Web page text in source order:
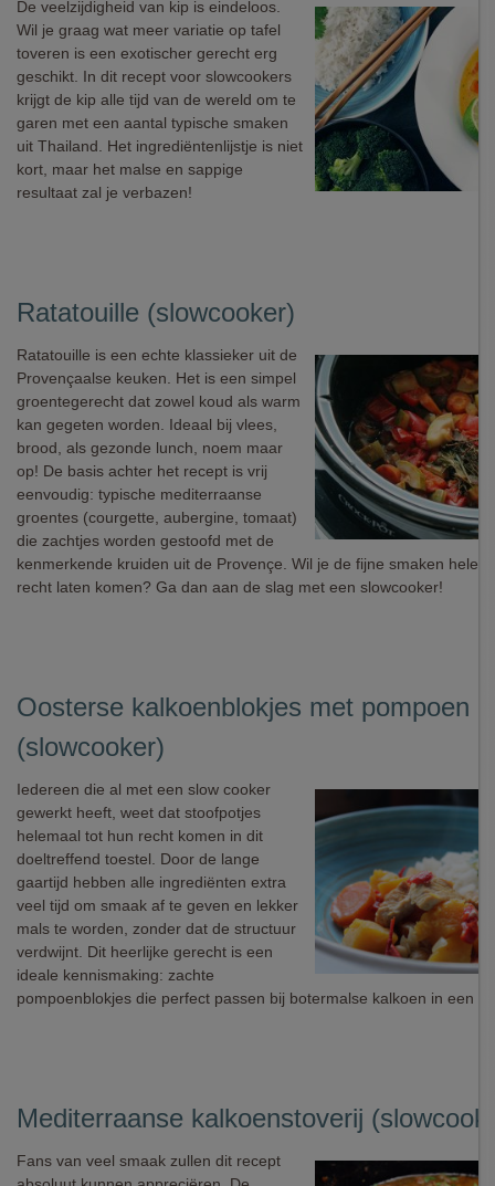
De veelzijdigheid van kip is eindeloos.
Wil je graag wat meer variatie op tafel
toveren is een exotischer gerecht erg
geschikt. In dit recept voor slowcookers
krijgt de kip alle tijd van de wereld om te
garen met een aantal typische smaken
uit Thailand. Het ingrediëntenlijstje is niet
kort, maar het malse en sappige
resultaat zal je verbazen!
Ratatouille (slowcooker)
Ratatouille is een echte klassieker uit de
Provençaalse keuken. Het is een simpel
groentegerecht dat zowel koud als warm
kan gegeten worden. Ideaal bij vlees,
brood, als gezonde lunch, noem maar
op! De basis achter het recept is vrij
eenvoudig: typische mediterraanse
groentes (courgette, aubergine, tomaat)
die zachtjes worden gestoofd met de
kenmerkende kruiden uit de Provençe. Wil je de fijne smaken
recht laten komen? Ga dan aan de slag met een slowcooker!
Oosterse kalkoenblokjes met pompoen
(slowcooker)
Iedereen die al met een slow cooker
gewerkt heeft, weet dat stoofpotjes
helemaal tot hun recht komen in dit
doeltreffend toestel. Door de lange
gaartijd hebben alle ingrediënten extra
veel tijd om smaak af te geven en lekker
mals te worden, zonder dat de structuur
verdwijnt. Dit heerlijke gerecht is een
ideale kennismaking: zachte
pompoenblokjes die perfect passen bij botermalse kalkoen in een
Mediterraanse kalkoenstoverij
Fans van veel smaak zullen dit recept